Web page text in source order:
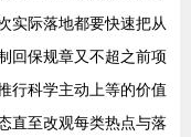
实际落地都要快速把从
回保规章又不超之前项
行科学主动上等的价值
直至改观每类热点与落